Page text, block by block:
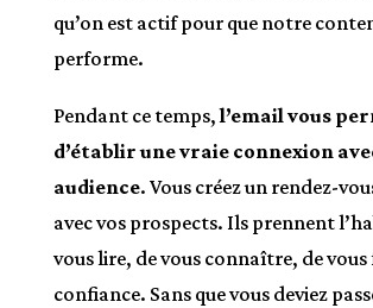
qu’on est actif pour que notre
performe.
Pendant ce temps,l’email vous
d’établir une vraie connexion
audience. Vous créez un rendez-
avec vos prospects. Ils prennent
vous lire, de vous connaître, de vous
confiance. Sans que vous deviez